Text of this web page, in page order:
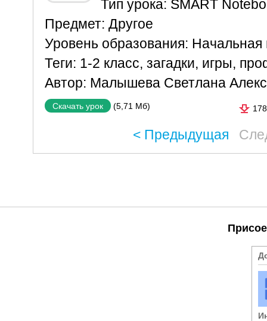
Тип урока: SMART
Предмет: Другое
Уровень образования: Начальная
Теги: 1-2 класс, загадки, игры,
Автор: Малышева Светлана
Скачать урок (5,71 Мб) 178
< Предыдущая